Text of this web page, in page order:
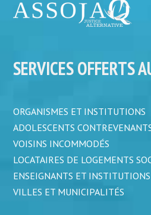
SERVICES OFFERTS
ORGANISMES ET INSTITUTIONS
ADOLESCENTS
VOISINS INCOMMODÉS
LOCATAIRES DE LOGEMENTS
ENSEIGNANTS ET
VILLES ET MUNICIPALITÉS